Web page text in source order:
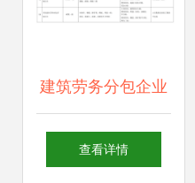
建筑劳务分包企业
资质考核不达标 施
查看详情